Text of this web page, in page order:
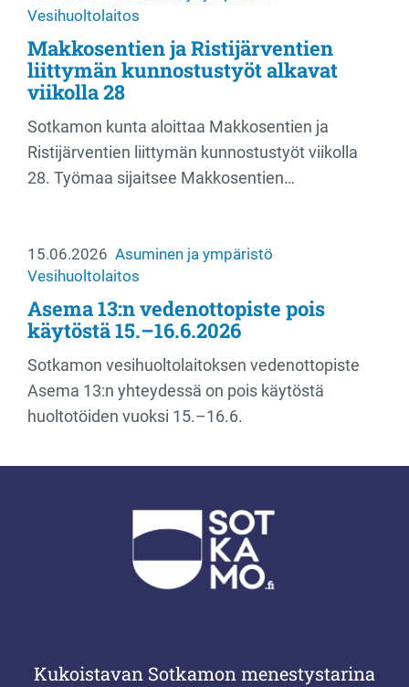
Vesihuoltolaitos
Makkosentien ja Ristijärventien
liittymän kunnostustyöt alkavat
viikolla 28
Sotkamon kunta aloittaa Makkosentien ja
Ristijärventien liittymän kunnostustyöt viikolla
28. Työmaa sijaitsee Makkosentien…
15.06.2026 Asuminen ja ympäristö
Vesihuoltolaitos
Asema 13:n vedenottopiste pois
käytöstä 15.–16.6.2026
Sotkamon vesihuoltolaitoksen vedenottopiste
Asema 13:n yhteydessä on pois käytöstä
huoltotöiden vuoksi 15.–16.6.
Kukoistavan Sotkamon menestystarina